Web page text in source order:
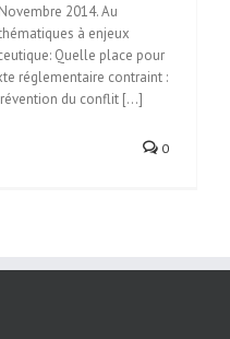
2014. Au
à enjeux
Quelle place pour
réglementaire contraint :
du conflit [...]
0